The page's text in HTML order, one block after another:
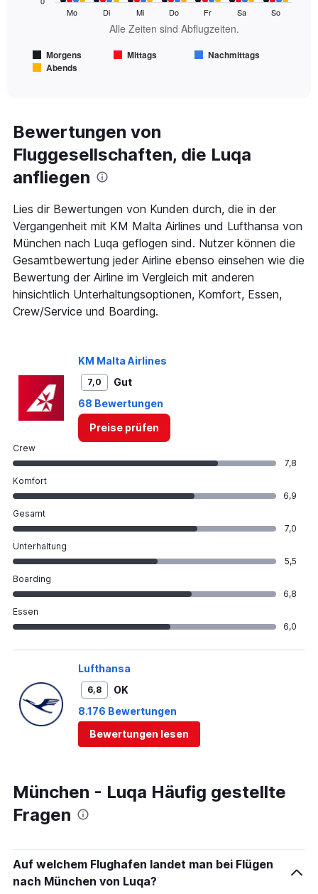
series.
has
Alle
Zeiten
sind
Abflugzeiten..
Range:
categories.
The
chart
has
1
Y
axis
displaying
values.
Alle Zeiten sind Abflugzeiten.
Morgens Mittags
Nachmittags
Abends
Mo Di Mi Do Fr Sa So
End
Bewertungen von
Fluggesellschaften, die Luqa
anfliegen
Lies dir Bewertungen von Kunden durch, die in der
Vergangenheit mit KM Malta Airlines und Lufthansa von
München nach Luqa geflogen sind. Nutzer können die
Gesamtbewertung jeder Airline ebenso einsehen wie die
Bewertung der Airline im Vergleich mit anderen
hinsichtlich Unterhaltungsoptionen, Komfort, Essen,
Crew/Service und Boarding.
KM Malta Airlines
7,0
Gut
68 Bewertungen
Preise prüfen
Crew
7,8
Komfort
6,9
Gesamt
7,0
Unterhaltung
5,5
Boarding
6,8
Essen
6,0
Lufthansa
6,8
OK
8.176 Bewertungen
Bewertungen lesen
München - Luqa Häufig gestellte
Fragen
Auf welchem Flughafen landet man bei Flügen
nach München von Luqa?